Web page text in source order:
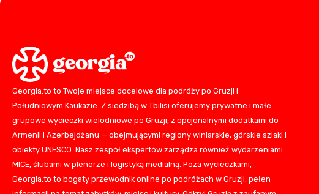
Georgia.to to Twoje miejsce docelowe dla podróży po Gruzji i
Południowym Kaukazie. Z siedzibą w Tbilisi oferujemy prywatne i małe
grupowe wycieczki wielodniowe po Gruzji, z opcjonalnymi dodatkami do
Armenii i Azerbejdżanu — obejmującymi regiony winiarskie, górskie szlaki i
obiekty UNESCO. Nasz zespół ekspertów zarządza również wydarzeniami
MICE, ślubami w plenerze i logistyką medialną. Poza wycieczkami,
Georgia.to to bogaty przewodnik online po podróżach w Gruzji, pełen